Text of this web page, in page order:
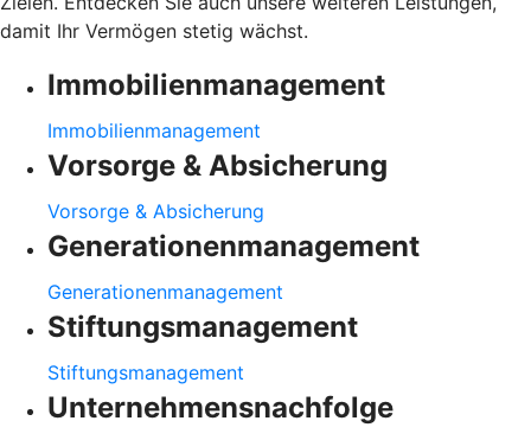
damit Ihr Vermögen stetig wächst.
Immobilienmanagement
Immobilienmanagement
Vorsorge & Absicherung
Vorsorge & Absicherung
Generationenmanagement
Generationenmanagement
Stiftungsmanagement
Stiftungsmanagement
Unternehmensnachfolge